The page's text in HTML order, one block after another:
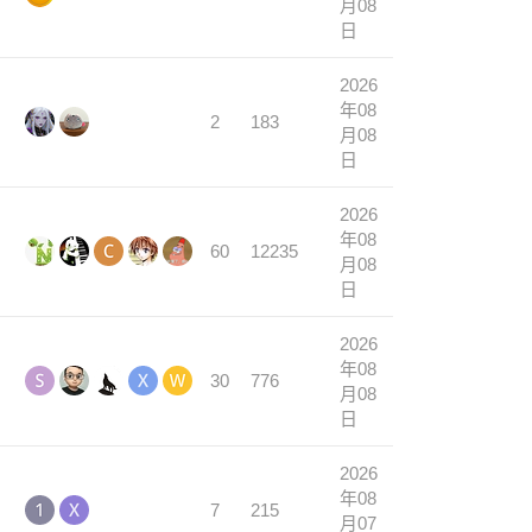
月08
日
2 183
2026
年08
月08
日
60 12235
2026
年08
月08
日
30 776
2026
年08
月08
日
7 215
2026
年08
月07